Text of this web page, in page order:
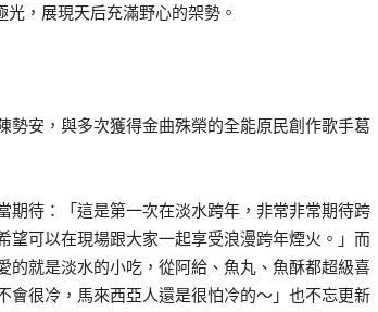
，展現天后充滿野心的架勢。
安，與多次獲得金曲殊榮的全能原民創作歌手葛
待：「這是第一次在淡水跨年，非常非常期待跨
可以在現場跟大家一起享受浪漫跨年煙火。」而
就是淡水的小吃，從阿給、魚丸、魚酥都超級喜
很冷，馬來西亞人還是很怕冷的～」也不忘更新